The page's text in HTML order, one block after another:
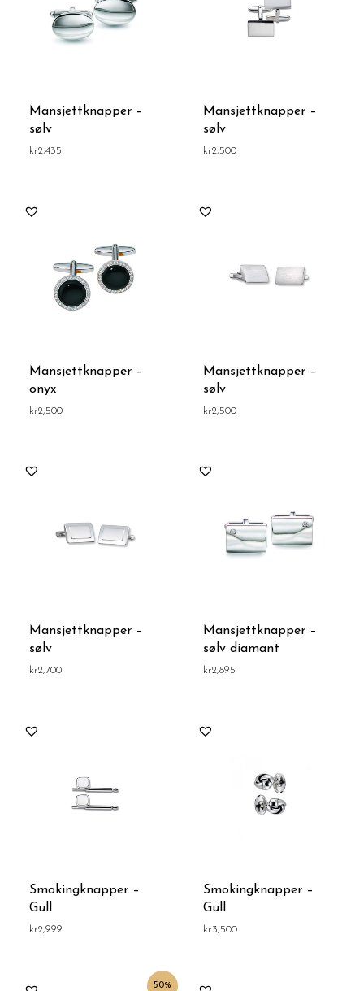
Mansjettknapper –
sølv
kr2,435
Mansjettknapper –
sølv
kr2,500
Mansjettknapper –
onyx
kr2,500
Mansjettknapper –
sølv
kr2,500
Mansjettknapper –
sølv
kr2,700
Mansjettknapper –
sølv diamant
kr2,895
Smokingknapper –
Gull
kr2,999
Smokingknapper –
Gull
kr3,500
50%
Nåværende